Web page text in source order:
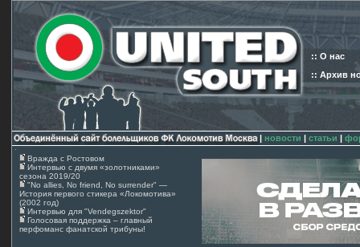
:: О нас
:: Архив
| новости | статьи |
Вражда с Ростовом
Интервью с двумя «золотниками»
сезона 2019/20
"No allies, No friend, No surrender" —
История первого стикера «Локомотива»
(2002 год)
Интервью для "Vendegszektor"
Голосовая поддержка – главный
перфоманс фанатской трибуны!